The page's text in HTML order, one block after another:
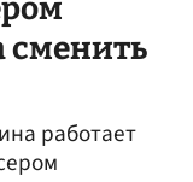
сменить
работает